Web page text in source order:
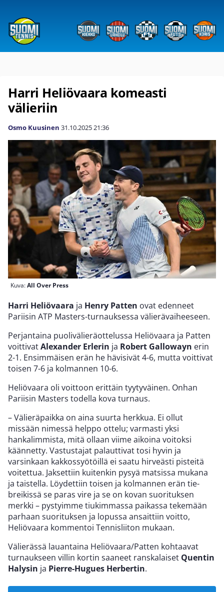
Harri Heliövaara komeasti
välieriin
Osmo Kuusinen 31.10.202521:36
Kuva:All Over Press
Harri Heliövaara ja Henry Patten ovat edenneet
Pariisin ATP Masters-turnauksessa välierävaiheeseen.
Perjantaina puolivälieräottelussa Heliövaara ja Patten
voittivatAlexander Erlerin ja Robert Gallowayn erin
2-1. Ensimmäisen erän he hävisivät 4-6, mutta voittivat
toisen 7-6 ja kolmannen 10-6.
Heliövaara oli voittoon erittäin tyytyväinen. Onhan
Pariisin Masters todella kova turnaus.
– Välieräpaikka on aina suurta herkkua. Ei ollut
missään nimessä helppo ottelu; varmasti yksi
hankalimmista, mitä ollaan viime aikoina voitoksi
käännetty. Vastustajat palauttivat tosi hyvin ja
varsinkaan kakkossyötöillä ei saatu hirveästi pisteitä
voitettua. Jaksettiin kuitenkin pysyä matsissa mukana
ja taistella. Löydettiin toisen ja kolmannen erän tie-
breikissä se paras vire ja se on kovan suorituksen
merkki – pystyimme tiukimmassa paikassa tekemään
parhaan suorituksen ja lopussa ansaittiin voitto,
Heliövaara kommentoi Tennisliiton mukaan.
Välierässä lauantaina Heliövaara/Patten kohtaavat
turnaukseen villin kortin saaneet ranskalaiset Quentin
Halysin ja Pierre-Hugues Herbertin.